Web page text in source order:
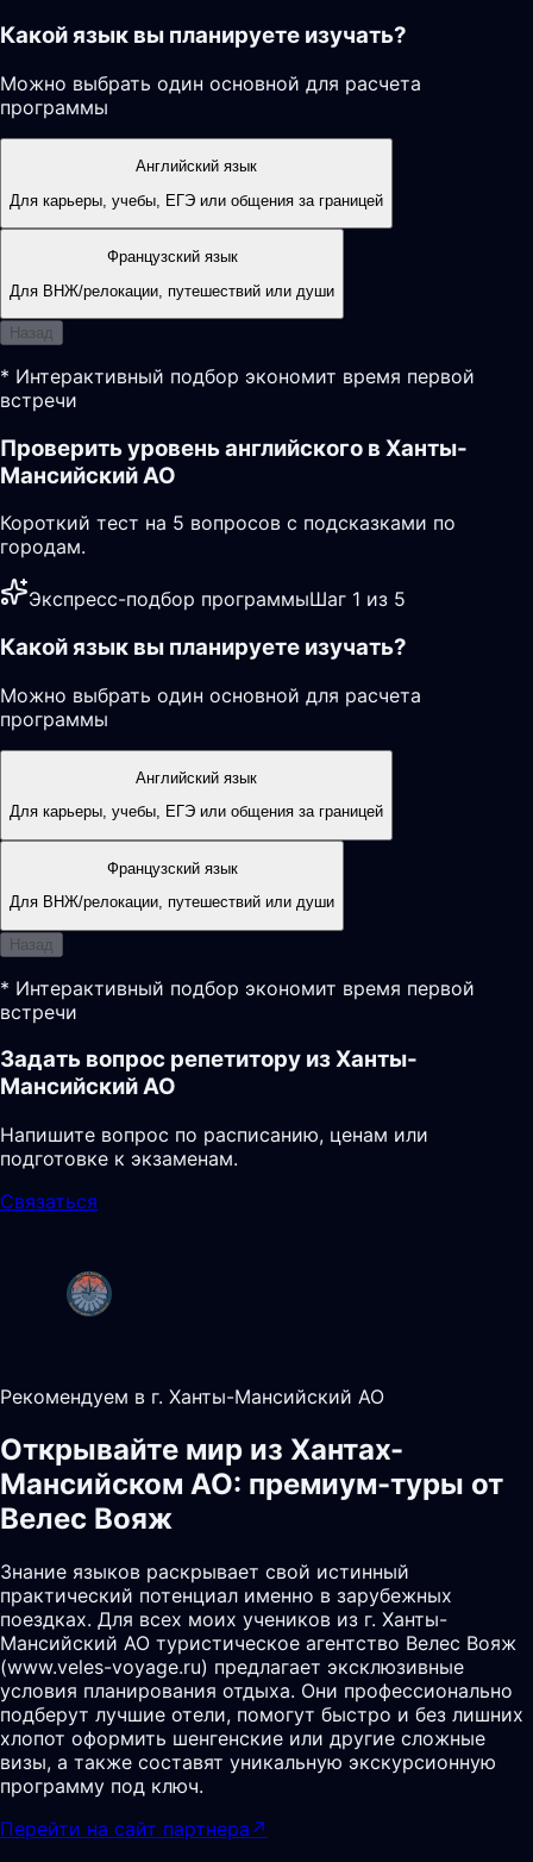
Какой язык вы планируете изучать?
Можно выбрать один основной для расчета
программы
Английский язык
Для карьеры, учебы, ЕГЭ или общения за границей
Французский язык
Для ВНЖ/релокации, путешествий или души
Назад
* Интерактивный подбор экономит время первой
встречи
Проверить уровень английского в Ханты-
Мансийский АО
Короткий тест на 5 вопросов с подсказками по
городам.
Экспресс-подбор программыШаг 1 из 5
Какой язык вы планируете изучать?
Можно выбрать один основной для расчета
программы
Английский язык
Для карьеры, учебы, ЕГЭ или общения за границей
Французский язык
Для ВНЖ/релокации, путешествий или души
Назад
* Интерактивный подбор экономит время первой
встречи
Задать вопрос репетитору из Ханты-
Мансийский АО
Напишите вопрос по расписанию, ценам или
подготовке к экзаменам.
Связаться
Рекомендуем в г. Ханты-Мансийский АО
Открывайте мир из Хантах-
Мансийском АО: премиум-туры от
Велес Вояж
Знание языков раскрывает свой истинный
практический потенциал именно в зарубежных
поездках. Для всех моих учеников из г. Ханты-
Мансийский АО туристическое агентство Велес Вояж
(www.veles-voyage.ru) предлагает эксклюзивные
условия планирования отдыха. Они профессионально
подберут лучшие отели, помогут быстро и без лишних
хлопот оформить шенгенские или другие сложные
визы, а также составят уникальную экскурсионную
программу под ключ.
Перейти на сайт партнера ↗